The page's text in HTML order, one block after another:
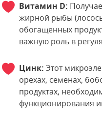
Витамин D:
жирной рыбы
обогащенных
важную роль в
Цинк: Этот
орехах, семенах,
продуктах,
функционирования